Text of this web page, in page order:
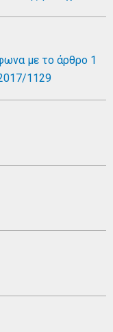
με το άρθρο 1
1129